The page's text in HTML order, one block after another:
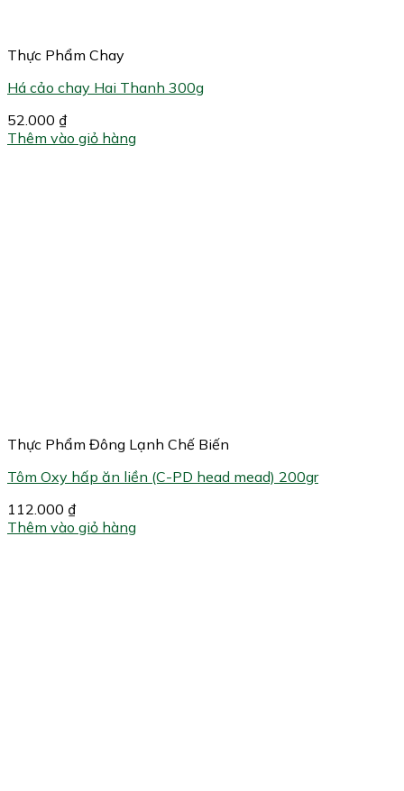
Thực Phẩm Chay
Há cảo chay Hai Thanh 300g
52.000 ₫
Thêm vào giỏ hàng
Thực Phẩm Đông Lạnh Chế Biến
Tôm Oxy hấp ăn liền (C-PD head mead) 200gr
112.000 ₫
Thêm vào giỏ hàng